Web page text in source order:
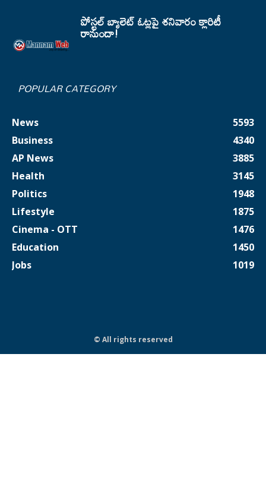
పోస్టల్ బ్యాలెట్ ఓట్లపై శనివారం క్లారిటీ
రానుందా!
POPULAR CATEGORY
News
5593
Business
4340
AP News
3885
Health
3145
Politics
1948
Lifestyle
1875
Cinema - OTT
1476
Education
1450
Jobs
1019
© All rights reserved